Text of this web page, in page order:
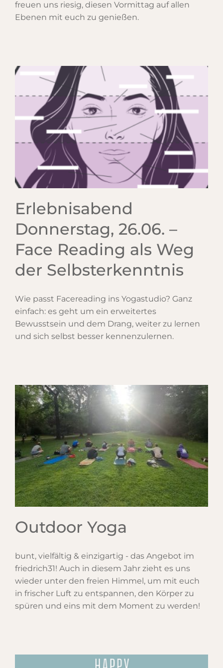
freuen uns riesig, diesen Vormittag auf allen
Ebenen mit euch zu genießen.
Erlebnisabend
Donnerstag, 26.06. –
Face Reading als Weg
der Selbsterkenntnis
Wie passt Facereading ins Yogastudio? Ganz
einfach: es geht um ein erweitertes
Bewusstsein und dem Drang, weiter zu lernen
und sich selbst besser kennenzulernen.
Outdoor Yoga
bunt, vielfältig & einzigartig - das Angebot im
friedrich31! Auch in diesem Jahr zieht es uns
wieder unter den freien Himmel, um mit euch
in frischer Luft zu entspannen, den Körper zu
spüren und eins mit dem Moment zu werden!